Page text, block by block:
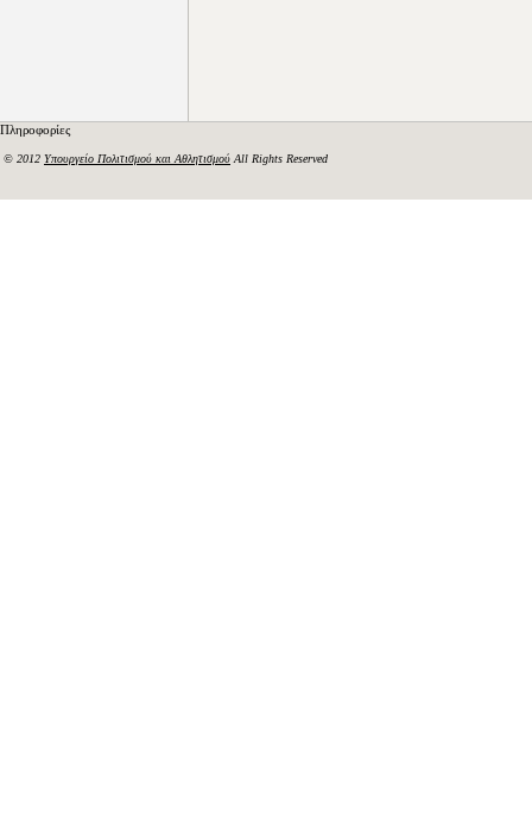
Πληροφορίες
© 2012 Υπουργείο Πολιτισμού και Αθλητισμού All Rights Reserved